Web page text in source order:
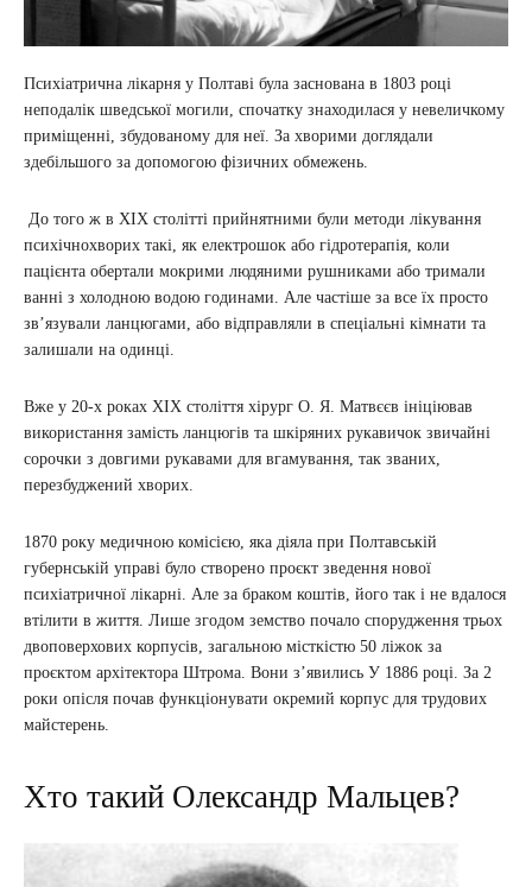
Психіатрична лікарня у Полтаві була заснована в 1803 році
неподалік шведської могили, спочатку знаходилася у невеличкому
приміщенні, збудованому для неї. За хворими доглядали
здебільшого за допомогою фізичних обмежень.
До того ж в ХІХ столітті прийнятними були методи лікування
психічнохворих такі, як електрошок або гідротерапія, коли
пацієнта обертали мокрими людяними рушниками або тримали
ванні з холодною водою годинами. Але частіше за все їх просто
зв’язували ланцюгами, або відправляли в спеціальні кімнати та
залишали на одинці.
Вже у 20-х роках ХІХ століття хірург О. Я. Матвєєв ініціював
використання замість ланцюгів та шкіряних рукавичок звичайні
сорочки з довгими рукавами для вгамування, так званих,
перезбуджений хворих.
1870 року медичною комісією, яка діяла при Полтавській
губернській управі було створено проєкт зведення нової
психіатричної лікарні. Але за браком коштів, його так і не вдалося
втілити в життя. Лише згодом земство почало спорудження трьох
двоповерхових корпусів, загальною місткістю 50 ліжок за
проєктом архітектора Штрома. Вони з’явились У 1886 році. За 2
роки опісля почав функціонувати окремий корпус для трудових
майстерень.
Хто такий Олександр Мальцев?